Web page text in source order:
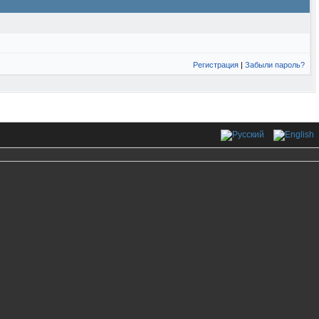
Регистрация | Забыли пароль?